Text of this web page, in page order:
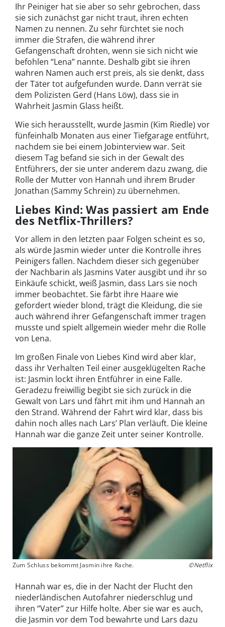
Ihr Peiniger hat sie aber so sehr gebrochen, dass
sie sich zunächst gar nicht traut, ihren echten
Namen zu nennen. Zu sehr fürchtet sie noch
immer die Strafen, die während ihrer
Gefangenschaft drohten, wenn sie sich nicht wie
befohlen “Lena” nannte. Deshalb gibt sie ihren
wahren Namen auch erst preis, als sie denkt, dass
der Täter tot aufgefunden wurde. Dann verrät sie
dem Polizisten Gerd (Hans Löw), dass sie in
Wahrheit Jasmin Glass heißt.
Wie sich herausstellt, wurde Jasmin (Kim Riedle) vor
fünfeinhalb Monaten aus einer Tiefgarage entführt,
nachdem sie bei einem Jobinterview war. Seit
diesem Tag befand sie sich in der Gewalt des
Entführers, der sie unter anderem dazu zwang, die
Rolle der Mutter von Hannah und ihrem Bruder
Jonathan (Sammy Schrein) zu übernehmen.
Liebes Kind: Was passiert am Ende
des Netflix-Thrillers?
Vor allem in den letzten paar Folgen scheint es so,
als würde Jasmin wieder unter die Kontrolle ihres
Peinigers fallen. Nachdem dieser sich gegenüber
der Nachbarin als Jasmins Vater ausgibt und ihr so
Einkäufe schickt, weiß Jasmin, dass Lars sie noch
immer beobachtet. Sie färbt ihre Haare wie
gefordert wieder blond, trägt die Kleidung, die sie
auch während ihrer Gefangenschaft immer tragen
musste und spielt allgemein wieder mehr die Rolle
von Lena.
Im großen Finale von Liebes Kind wird aber klar,
dass ihr Verhalten Teil einer ausgeklügelten Rache
ist: Jasmin lockt ihren Entführer in eine Falle.
Geradezu freiwillig begibt sie sich zurück in die
Gewalt von Lars und fährt mit ihm und Hannah an
den Strand. Während der Fahrt wird klar, dass bis
dahin noch alles nach Lars’ Plan verläuft. Die kleine
Hannah war die ganze Zeit unter seiner Kontrolle.
Zum Schluss bekommt Jasmin ihre Rache. ©Netflix
Hannah war es, die in der Nacht der Flucht den
niederländischen Autofahrer niederschlug und
ihren “Vater” zur Hilfe holte. Aber sie war es auch,
die Jasmin vor dem Tod bewahrte und Lars dazu